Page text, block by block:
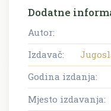
Dodatne
Autor:
Izdavač:
Godina izdanja:
Mjesto izdavanja: